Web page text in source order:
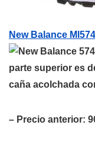
New Balance
parte superior es
caña acolchada
– Precio anterior: